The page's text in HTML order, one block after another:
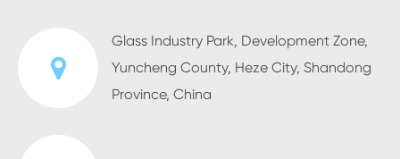
Glass Industry Park, Development Zone,
Yuncheng County, Heze City, Shandong
Province, China